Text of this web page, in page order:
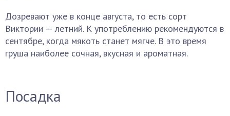
Дозревают уже в конце августа, то есть сорт
Виктории — летний. К употреблению рекомендуются в
сентябре, когда мякоть станет мягче. В это время
груша наиболее сочная, вкусная и ароматная.
Посадка